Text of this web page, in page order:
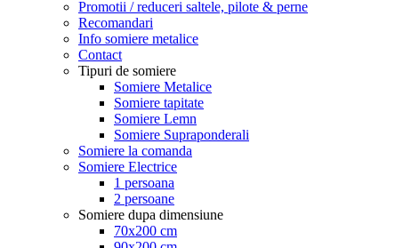
Promotii / reduceri saltele, pilote & perne
Recomandari
Info somiere metalice
Contact
Tipuri de somiere
Somiere Metalice
Somiere tapitate
Somiere Lemn
Somiere Supraponderali
Somiere la comanda
Somiere Electrice
1 persoana
2 persoane
Somiere dupa dimensiune
70x200 cm